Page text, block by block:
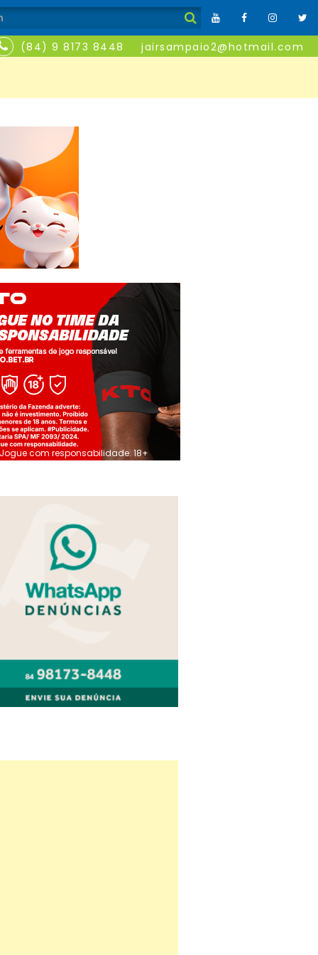
(84) 9 8173 8448 jairsampaio2@hotmail.com
Jogue com responsabilidade. 18+